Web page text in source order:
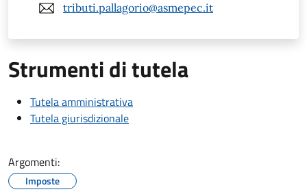
tributi.pallagorio@asmepec.it
Strumenti di tutela
Tutela amministrativa
Tutela giurisdizionale
Argomenti:
Imposte